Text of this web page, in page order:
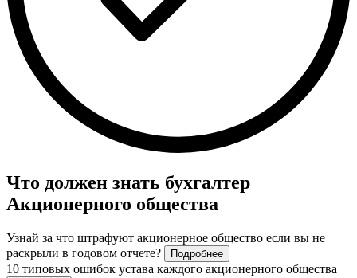
Что должен знать бухгалтер
Акционерного общества
Узнай за что штрафуют акционерное общество если вы не
раскрыли в годовом отчете?
Подробнее
10 типовых ошибок устава каждого акционерного общества